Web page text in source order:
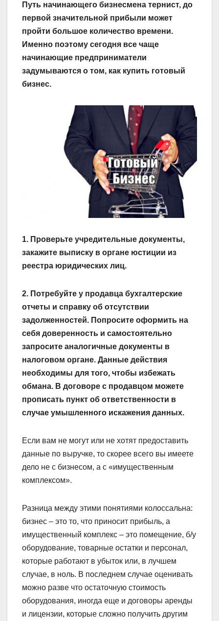
Путь начинающего бизнесмена тернист, до
первой значительной прибыли может
пройти большое количество времени.
Именно поэтому сегодня все чаще
начинающие предприниматели
задумываются о том, как купить готовый
бизнес.
1. Проверьте учредительные документы,
закажите выписку в органе юстиции из
реестра юридических лиц.
2. Потребуйте у продавца бухгалтерские
отчеты и справку об отсутствии
задолженностей. Попросите оформить на
себя доверенность и самостоятельно
запросите аналогичные документы в
налоговом органе. Данные действия
необходимы для того, чтобы избежать
обмана. В договоре с продавцом можете
прописать пункт об ответственности в
случае умышленного искажения данных.
Если вам не могут или не хотят предоставить
данные по выручке, то скорее всего вы имеете
дело не с бизнесом, а с «имущественным
комплексом».
Разница между этими понятиями колоссальна:
бизнес – это то, что приносит прибыль, а
имущественный комплекс – это помещение, б/у
оборудование, товарные остатки и персонал,
которые работают в убыток или, в лучшем
случае, в ноль. В последнем случае оценивать
можно разве что остаточную стоимость
оборудования, иногда еще и договоры аренды
и лицензии, которые сложно получить другим